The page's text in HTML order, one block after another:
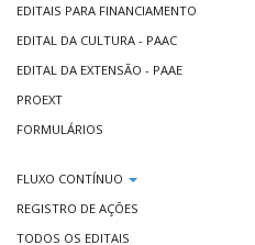
EDITAIS PARA FINANCIAMENTO
EDITAL DA CULTURA - PAAC
EDITAL DA EXTENSÃO - PAAE
PROEXT
FORMULÁRIOS
FLUXO CONTÍNUO
REGISTRO DE AÇÕES
TODOS OS EDITAIS